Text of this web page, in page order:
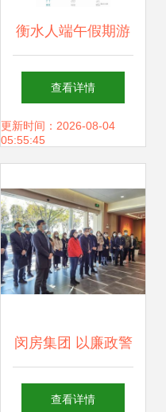
衡水人端午假期游
玩，这款小程序必
不可少
查看详情
更新时间：2026-08-04
05:55:45
闵房集团 以廉政警
示教育为抓手，夯
查看详情